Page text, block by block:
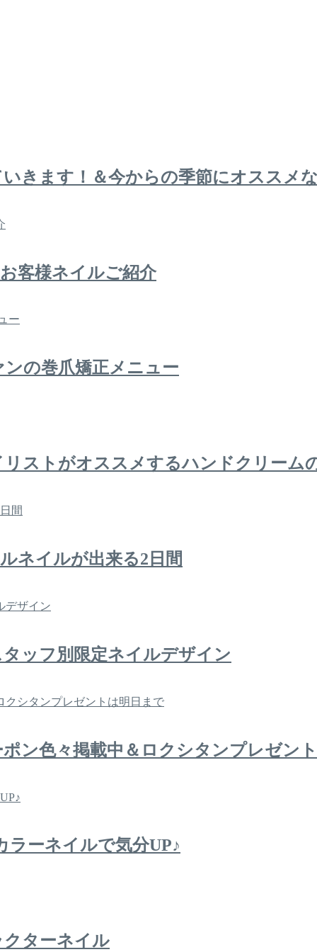
きます！＆今からの季節にオススメ
客様ネイルご紹介
の巻爪矯正メニュー
ストがオススメするハンドクリーム
ネイルが出来る2日間
ッフ別限定ネイルデザイン
ン色々掲載中＆ロクシタンプレゼン
ラーネイルで気分UP♪
ターネイル